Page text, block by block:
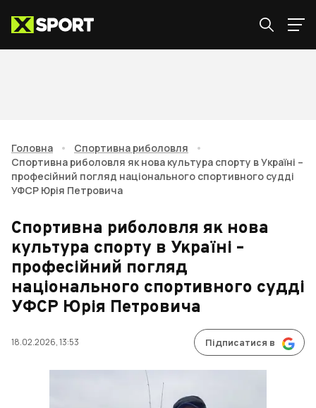
Головна • Спортивна риболовля
•
Спортивна риболовля як нова культура спорту в Україні –
професійний погляд національного спортивного судді
УФСР Юрія Петровича
Спортивна риболовля як нова
культура спорту в Україні –
професійний погляд
національного спортивного судді
УФСР Юрія Петровича
18.02.2026, 13:53 Підписатися в